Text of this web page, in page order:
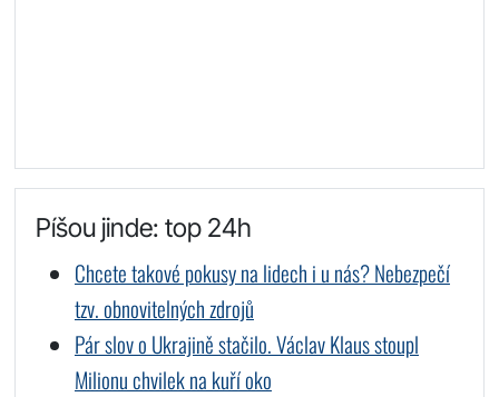
Píšou jinde: top 24h
Chcete takové pokusy na lidech i u nás? Nebezpečí
tzv. obnovitelných zdrojů
Pár slov o Ukrajině stačilo. Václav Klaus stoupl
Milionu chvilek na kuří oko